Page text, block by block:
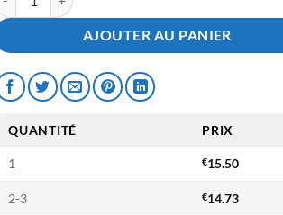
AJOUTER AU PANIER
QUANTITÉ PRIX
1 €15.50
2-3 €14.73